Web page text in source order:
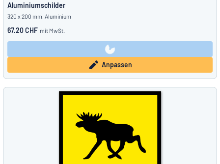
Aluminiumschilder
320 x 200 mm, Aluminium
67.20 CHF mit MwSt.
Anpassen